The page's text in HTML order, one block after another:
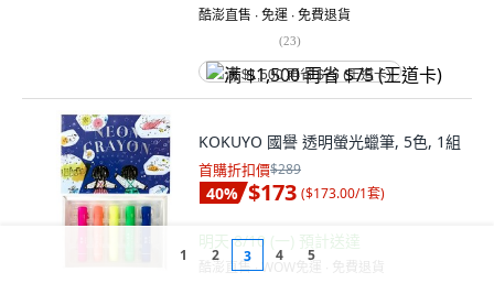
酷澎直售 ∙ 免運 ∙ 免費退貨
(23)
满 $1,500 再省 $75 (王道卡)
KOKUYO 國譽 透明螢光蠟筆, 5色, 1組
首購折扣價$289
40% $173 ($173.00/1套)
明天 8/10 (一) 預計送達
酷澎直售 ∙ WOW免運 ∙ 免費退貨
1 2 3 4 5